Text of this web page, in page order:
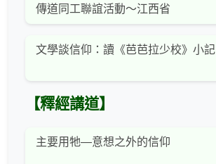
傳道同工聯誼活動～江西省
文學談信仰：讀《芭芭拉少校》小記
【釋經講道】
主要用牠—意想之外的信仰